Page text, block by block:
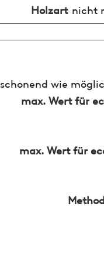
Holzart nicht
wie
max. Wert für
max. Wert für